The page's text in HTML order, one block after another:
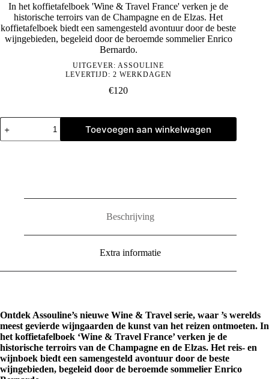
In het koffietafelboek 'Wine & Travel France' verken je de
historische terroirs van de Champagne en de Elzas. Het
koffietafelboek biedt een samengesteld avontuur door de beste
wijngebieden, begeleid door de beroemde sommelier Enrico
Bernardo.
UITGEVER:ASSOULINE
LEVERTIJD: 2 WERKDAGEN
€120
Wine
&
Travel
Toevoegen aan winkelwagen
Beschrijving
Extra informatie
Ontdek Assouline’s nieuwe Wine & Travel serie, waar ’s werelds
meest gevierde wijngaarden de kunst van het reizen ontmoeten. In
het koffietafelboek ‘Wine & Travel France’ verken je de
historische terroirs van de Champagne en de Elzas. Het reis- en
wijnboek biedt een samengesteld avontuur door de beste
wijngebieden, begeleid door de beroemde sommelier Enrico